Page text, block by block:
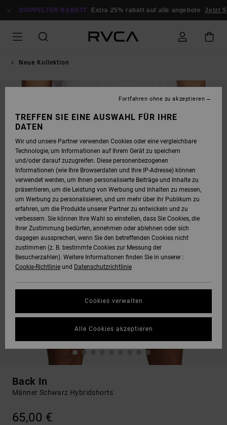
ZUR
DOPPELTER RABATT Extra 25% rabatt auf alle angebote Jetzt
Neue Kollektion
Back In
Männer Schwarz Hybridshorts
65,00 €
TREFFEN SIE EINE AUSWAHL FÜR IHRE
DATEN
Wir und unsere Partner verwenden Cookies oder eine vergleichbare
Technologie, um Informationen auf Ihrem Gerät zu speichern
und/oder darauf zuzugreifen. Diese personenbezogenen
Informationen (wie Ihre Browserdaten und Ihre IP-Adresse) können
verwendet werden, um Ihnen personalisierte Beiträge und Inhalte zu
präsentieren, um die Leistung von Werbung und Inhalten zu messen,
um Werbung zu personalisieren, und um mehr über ihr Publikum zu
erfahren, um die Produkte unserer Partner zu entwickeln und zu
verbessern. Sie können Ihre Wahl so einstellen, dass Sie Cookies, die
Ihrer Zustimmung bedürfen, annehmen oder ablehnen oder sich
dagegen aussprechen, wenn Sie den betreffenden Cookies nicht
zustimmen (z. B. bestimmte Cookies zur Messung der
Besucherzahlen). Weitere Informationen finden Sie in unserer :
Cookie-Richtlinie und Datenschutzrichtlinie
Cookies verwalten
Fortfahren ohne zu akzeptieren
Alle Cookies akzeptieren